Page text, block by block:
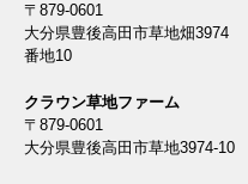
〒879-0601
大分県豊後高田市草地畑3974
番地10
クラウン草地ファーム
〒879-0601
大分県豊後高田市草地3974-10